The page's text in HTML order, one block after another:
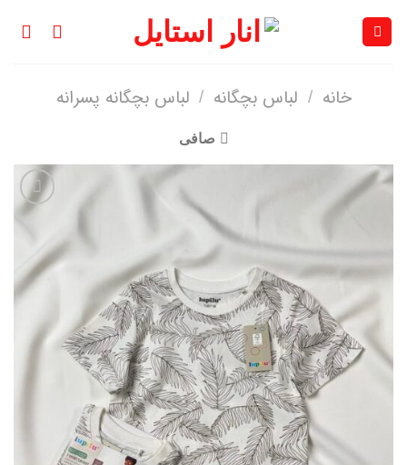
خانه / لباس بچگانه / لباس بچگانه پسرانه
صافی
افزودن
به
علاقه
مندی